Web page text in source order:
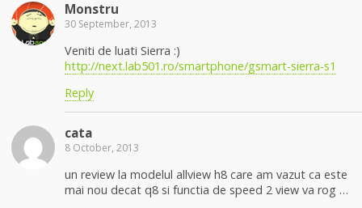
Monstru
30 September, 2013
Veniti de luati Sierra :)
http://next.lab501.ro/smartphone/gsmart-sierra-s1
Reply
cata
8 October, 2013
un review la modelul allview h8 care am vazut ca este
mai nou decat q8 si functia de speed 2 view va rog …